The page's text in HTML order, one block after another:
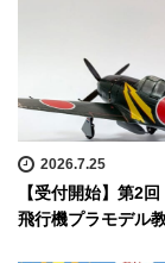
2026.7.25
【受付開始】第2
飛行機プラモデル